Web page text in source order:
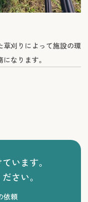
草刈りによって施設の環
なります。
います。
さい。
依頼